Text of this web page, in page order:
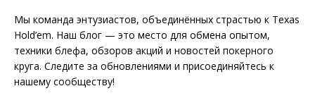
Мы команда энтузиастов, объединённых страстью к Texas
Hold’em. Наш блог — это место для обмена опытом,
техники блефа, обзоров акций и новостей покерного
круга. Следите за обновлениями и присоединяйтесь к
нашему сообществу!